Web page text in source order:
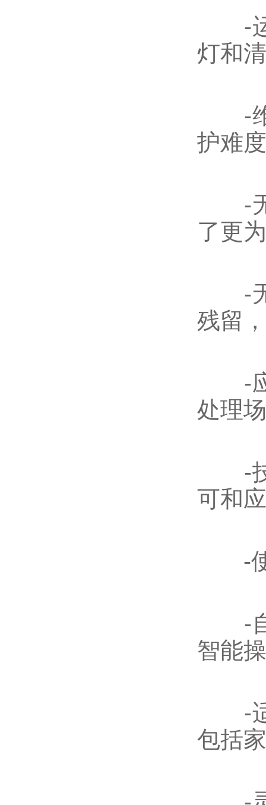
-运
灯和
-维
护难
-无
了更
-无
残留
-应
处理
-技
可和
-使
-自
智能
-适
包括